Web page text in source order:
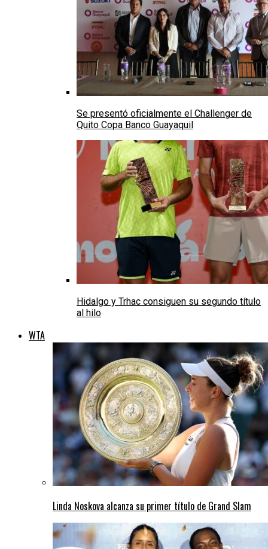
Se presentó oficialmente el Challenger de
Quito Copa Banco Guayaquil
Hidalgo y Trhac consiguen su segundo título
al hilo
WTA
Linda Noskova alcanza su primer título de Grand Slam